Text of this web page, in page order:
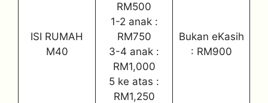
ISI RUMAH
M40
RM500
1-2 anak :
RM750
3-4 anak :
RM1,000
5 ke atas :
RM1,250
Bukan eKasih
: RM900